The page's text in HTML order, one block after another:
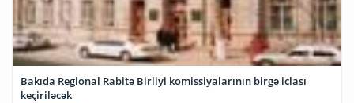
Bakıda Regional Rabitə Birliyi komissiyalarının birgə iclası
keçiriləcək